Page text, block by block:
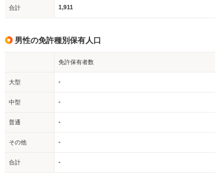
合計 1,911
男性の免許種別保有人口
免許保有者数
大型 -
中型 -
普通 -
その他 -
合計 -